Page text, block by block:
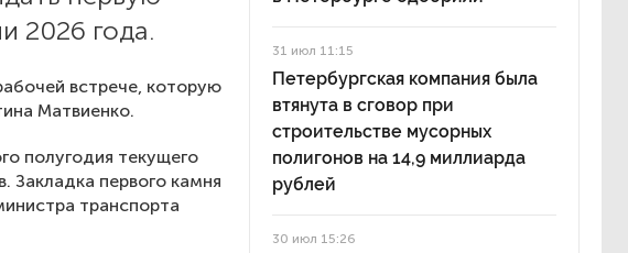
2026 года.
встрече, которую
Матвиенко.
полугодия текущего
первого камня
транспорта
31 июл 11:15
Петербургская компания была
втянута в сговор при
строительстве мусорных
полигонов на 14,9 миллиарда
рублей
30 июл 15:26